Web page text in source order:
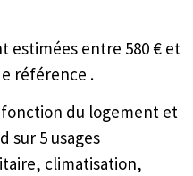
estimées entre 580 € et
référence .
du logement et
sur 5 usages
climatisation,